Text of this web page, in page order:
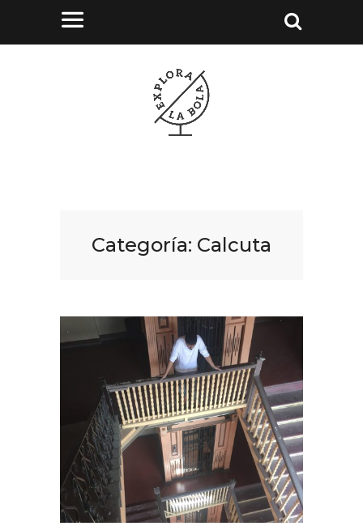
Categoría: Calcuta